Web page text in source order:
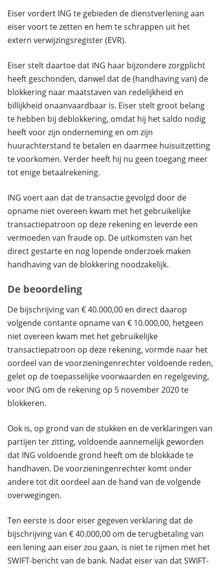
Eiser vordert ING te gebieden de dienstverlening aan
eiser voort te zetten en hem te schrappen uit het
extern verwijzingsregister (EVR).
Eiser stelt daartoe dat ING haar bijzondere zorgplicht
heeft geschonden, danwel dat de (handhaving van) de
blokkering naar maatstaven van redelijkheid en
billijkheid onaanvaardbaar is. Eiser stelt groot belang
te hebben bij deblokkering, omdat hij het saldo nodig
heeft voor zijn onderneming en om zijn
huurachterstand te betalen en daarmee huisuitzetting
te voorkomen. Verder heeft hij nu geen toegang meer
tot enige betaalrekening.
ING voert aan dat de transactie gevolgd door de
opname niet overeen kwam met het gebruikelijke
transactiepatroon op deze rekening en leverde een
vermoeden van fraude op. De uitkomsten van het
direct gestarte en nog lopende onderzoek maken
handhaving van de blokkering noodzakelijk.
De beoordeling
De bijschrijving van € 40.000,00 en direct daarop
volgende contante opname van € 10.000,00, hetgeen
niet overeen kwam met het gebruikelijke
transactiepatroon op deze rekening, vormde naar het
oordeel van de voorzieningenrechter voldoende reden,
gelet op de toepasselijke voorwaarden en regelgeving,
voor ING om de rekening op 5 november 2020 te
blokkeren.
Ook is, op grond van de stukken en de verklaringen van
partijen ter zitting, voldoende aannemelijk geworden
dat ING voldoende grond heeft om de blokkade te
handhaven. De voorzieningenrechter komt onder
andere tot dit oordeel aan de hand van de volgende
overwegingen.
Ten eerste is door eiser gegeven verklaring dat de
bijschrijving van € 40.000,00 om de terugbetaling van
een lening aan eiser zou gaan, is niet te rijmen met het
SWIFT-bericht van de bank. Nadat eiser van dat SWIFT-